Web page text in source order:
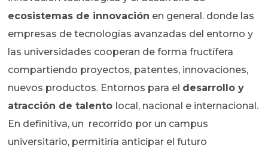
ecosistemas de innovación en general. donde las
empresas de tecnologías avanzadas del entorno y
las universidades cooperan de forma fructífera
compartiendo proyectos, patentes, innovaciones,
nuevos productos. Entornos para el desarrollo y
atracción de talento local, nacional e internacional.
En definitiva, un recorrido por un campus
universitario, permitiría anticipar el futuro